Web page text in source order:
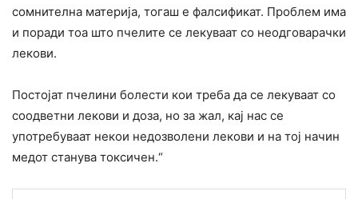
сомнителна материја, тогаш е фалсификат. Проблем има
и поради тоа што пчелите се лекуваат со неодговарачки
лекови.
Постојат пчелини болести кои треба да се лекуваат со
соодветни лекови и доза, но за жал, кај нас се
употребуваат некои недозволени лекови и на тој начин
медот станува токсичен.“